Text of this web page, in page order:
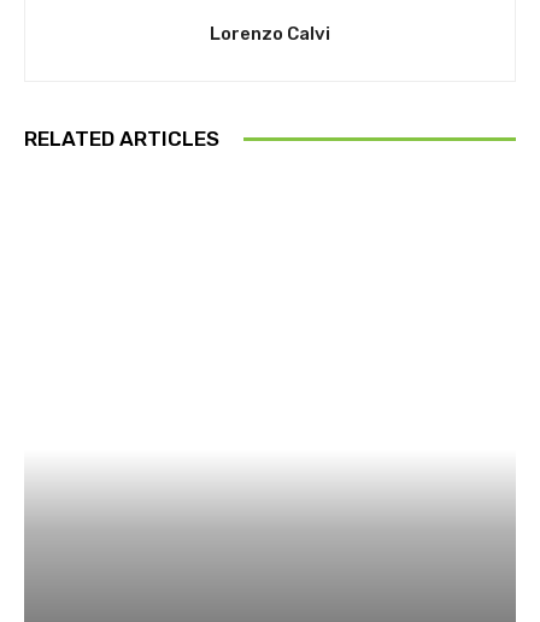
Lorenzo Calvi
RELATED ARTICLES